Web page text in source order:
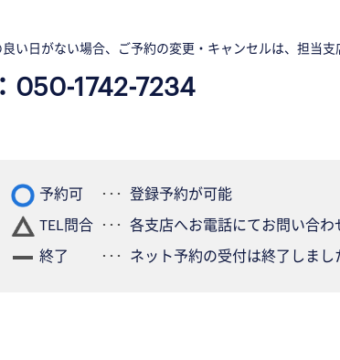
い日がない場合、ご予約の変更・キャンセルは、担当支
050-1742-7234
予約可
登録予約が可能
TEL問合
各支店へお電話にてお問い合わ
終了
ネット予約の受付は終了しまし